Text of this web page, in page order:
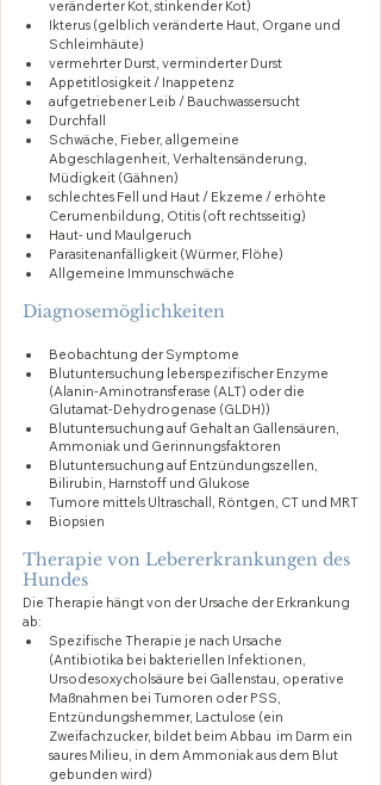
veränderter Kot, stinkender Kot)
Ikterus (gelblich veränderte Haut, Organe und
Schleimhäute)
vermehrter Durst, verminderter Durst
Appetitlosigkeit / Inappetenz
aufgetriebener Leib / Bauchwassersucht
Durchfall
Schwäche, Fieber, allgemeine
Abgeschlagenheit, Verhaltensänderung,
Müdigkeit (Gähnen)
schlechtes Fell und Haut / Ekzeme / erhöhte
Cerumenbildung, Otitis (oft rechtsseitig)
Haut- und Maulgeruch
Parasitenanfälligkeit (Würmer, Flöhe)
Allgemeine Immunschwäche
Diagnosemöglichkeiten
Beobachtung der Symptome
Blutuntersuchung leberspezifischer Enzyme
(Alanin-Aminotransferase (ALT) oder die
Glutamat-Dehydrogenase (GLDH))
Blutuntersuchung auf Gehalt an Gallensäuren,
Ammoniak und Gerinnungsfaktoren
Blutuntersuchung auf Entzündungszellen,
Bilirubin, Harnstoff und Glukose
Tumore mittels Ultraschall, Röntgen, CT und MRT
Biopsien
Therapie von Lebererkrankungen des
Hundes
Die Therapie hängt von der Ursache der Erkrankung
ab:
Spezifische Therapie je nach Ursache
(Antibiotika bei bakteriellen Infektionen,
Ursodesoxycholsäure bei Gallenstau, operative
Maßnahmen bei Tumoren oder PSS,
Entzündungshemmer, Lactulose (ein
Zweifachzucker, bildet beim Abbau  im Darm ein
saures Milieu, in dem Ammoniak aus dem Blut
gebunden wird)